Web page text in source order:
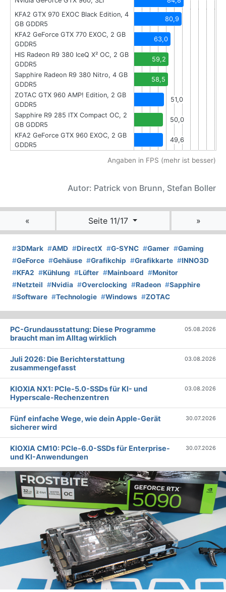
KFA2 GTX 970 EXOC Black Edition, 4
GB GDDR5
80,9
KFA2 GeForce GTX 770 EXOC, 2 GB
GDDR5
63,0
HIS Radeon R9 380 IceQ X² OC, 2 GB
GDDR5
59,2
Sapphire Radeon R9 380 Nitro, 4 GB
GDDR5
58,5
ZOTAC GTX 960 AMP! Edition, 2 GB
GDDR5
51,0
Sapphire R9 285 ITX Compact OC, 2
GB GDDR5
50,0
KFA2 GeForce GTX 960 EXOC, 2 GB
GDDR5
49,6
Angaben in FPS (mehr ist besser)
Autor: Patrick von Brunn, Stefan Boller
« Seite 11/17 »
#3DMark #AMD #DirectX #G-SYNC #Gamer #Gaming
#GeForce #Gehäuse #Grafikchip #Grafikkarte #INNO3D
#KFA2 #Kühlung #Lüfter #Mainboard #Monitor
#Netzteil #Nvidia #Overclocking #Radeon #Sapphire
#Software #Technologie #Windows #ZOTAC
PC-Grundausstattung: Diese Programme
braucht man im Alltag wirklich
05.08.2026
Juli 2026: Die Bericht­erstattung
zusammengefasst
03.08.2026
KIOXIA NX1: PCIe-5.0-SSDs für KI- und
Hyperscale-Rechenzentren
03.08.2026
Fünf einfache Wege, wie dein Apple-Gerät
sicherer wird
30.07.2026
KIOXIA CM10: PCIe-6.0-SSDs für Enterprise-
und KI-Anwendungen
30.07.2026